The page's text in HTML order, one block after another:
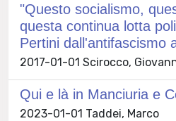
"Questo socialismo,
questa continua lotta
Pertini dall'antifascismo
2017-01-01 Scirocco,
Qui e là in Manciuria e
2023-01-01 Taddei, Marco